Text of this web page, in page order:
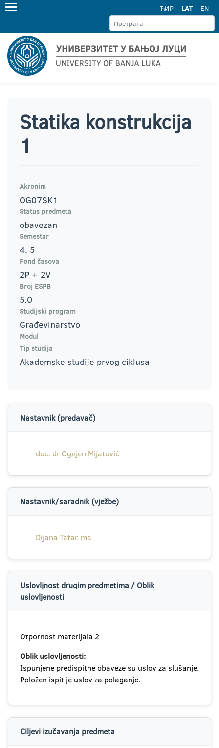
ЋИР LAT EN
Statika konstrukcija
1
Akronim
OG07SK1
Status predmeta
obavezan
Semestar
4, 5
Fond časova
2P + 2V
Broj ESPB
5.0
Studijski program
Građevinarstvo
Modul
Tip studija
Akademske studije prvog ciklusa
Nastavnik (predavač)
doc. dr Ognjen Mijatović
Nastavnik/saradnik (vježbe)
Dijana Tatar, ma
Uslovljnost drugim predmetima / Oblik
uslovljenosti
Otpornost materijala 2
Oblik uslovljenosti:
Ispunjene predispitne obaveze su uslov za slušanje.
Položen ispit je uslov za polaganje.
Ciljevi izučavanja predmeta